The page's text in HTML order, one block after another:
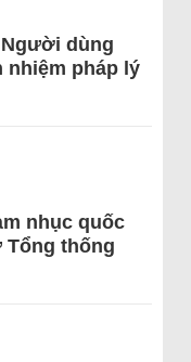
dùng
nhiệm pháp lý
nhục quốc
Tổng thống